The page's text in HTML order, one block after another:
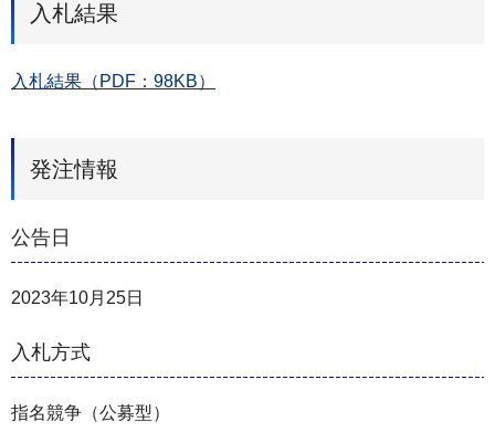
入札結果
入札結果（PDF：98KB）
発注情報
公告日
2023年10月25日
入札方式
指名競争（公募型）